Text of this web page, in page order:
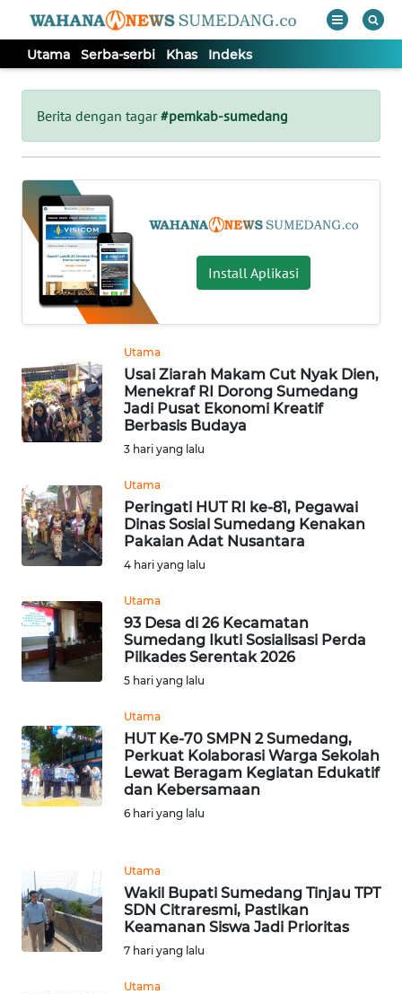
Utama Serba-serbi Khas Indeks
Berita dengan tagar#pemkab-sumedang
Install Aplikasi
Utama
Usai Ziarah Makam Cut Nyak Dien,
Menekraf RI Dorong Sumedang
Jadi Pusat Ekonomi Kreatif
Berbasis Budaya
3 hari yang lalu
Utama
Peringati HUT RI ke-81, Pegawai
Dinas Sosial Sumedang Kenakan
Pakaian Adat Nusantara
4 hari yang lalu
Utama
93 Desa di 26 Kecamatan
Sumedang Ikuti Sosialisasi Perda
Pilkades Serentak 2026
5 hari yang lalu
Utama
HUT Ke-70 SMPN 2 Sumedang,
Perkuat Kolaborasi Warga Sekolah
Lewat Beragam Kegiatan Edukatif
dan Kebersamaan
6 hari yang lalu
Utama
Wakil Bupati Sumedang Tinjau TPT
SDN Citraresmi, Pastikan
Keamanan Siswa Jadi Prioritas
7 hari yang lalu
Utama
Tutup
UTAMA
SERBA-
SERBI
KHAS
Informasi
INDEKS
BERITA
KONTAK
INFO
IKLAN
TENTANG
PEDOMAN
MEDIA
SIBER
KARIR
DISCLAIMER
Regional
WN
SUMUT